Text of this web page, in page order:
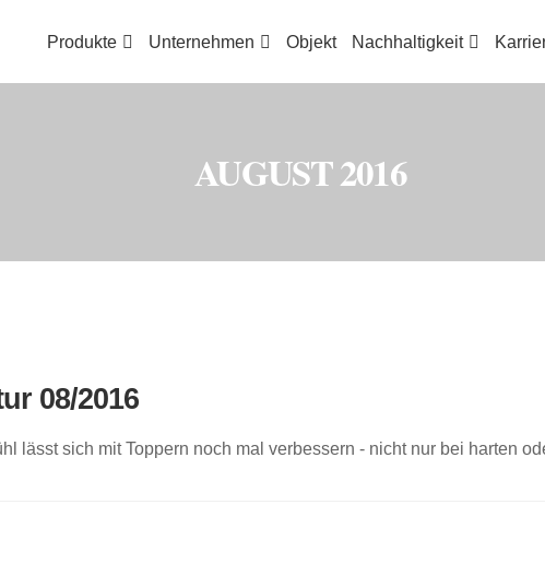
Produkte Unternehmen Objekt Nachhaltigkeit
AUGUST 2016
08/2016
lässt sich mit Toppern noch mal verbessern - nicht nur bei harten